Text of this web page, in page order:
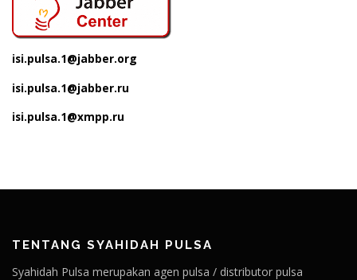
isi.pulsa.1@jabber.org
isi.pulsa.1@jabber.ru
isi.pulsa.1@xmpp.ru
TENTANG SYAHIDAH PULSA
Syahidah Pulsa merupakan agen pulsa / distributor pulsa